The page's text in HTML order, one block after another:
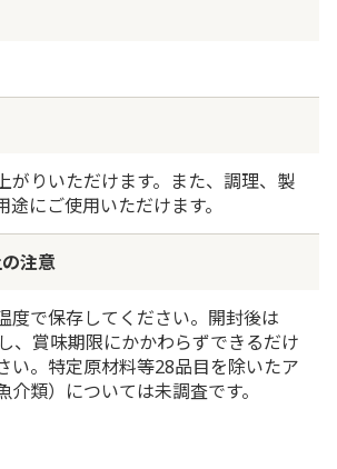
がりいただけます。また、調理、製
にご使用いただけます。
注意
度で保存してください。開封後は
、賞味期限にかかわらずできるだけ
い。特定原材料等28品目を除いたア
介類）については未調査です。